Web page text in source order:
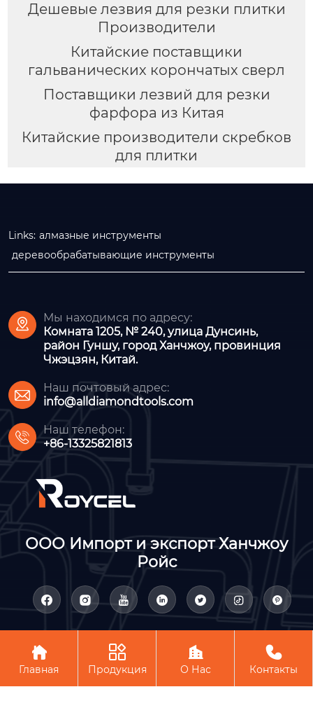
Дешевые лезвия для резки плитки
Производители
Китайские поставщики
гальванических корончатых сверл
Поставщики лезвий для резки
фарфора из Китая
Китайские производители скребков
для плитки
Links: алмазные инструменты
деревообрабатывающие инструменты

Мы находимся по адресу:
Комната 1205, № 240, улица Дунсинь,
район Гуншу, город Ханчжоу, провинция
Чжэцзян, Китай.

Наш почтовый адрес:
info@alldiamondtools.com

Наш телефон:
+86-13325821813
ООО Импорт и экспорт Ханчжоу
Ройс
      
Авторское право©ООО Импорт и экспорт Ханчжоу Ройс

Главная

Продукция

О Нас

Контакты